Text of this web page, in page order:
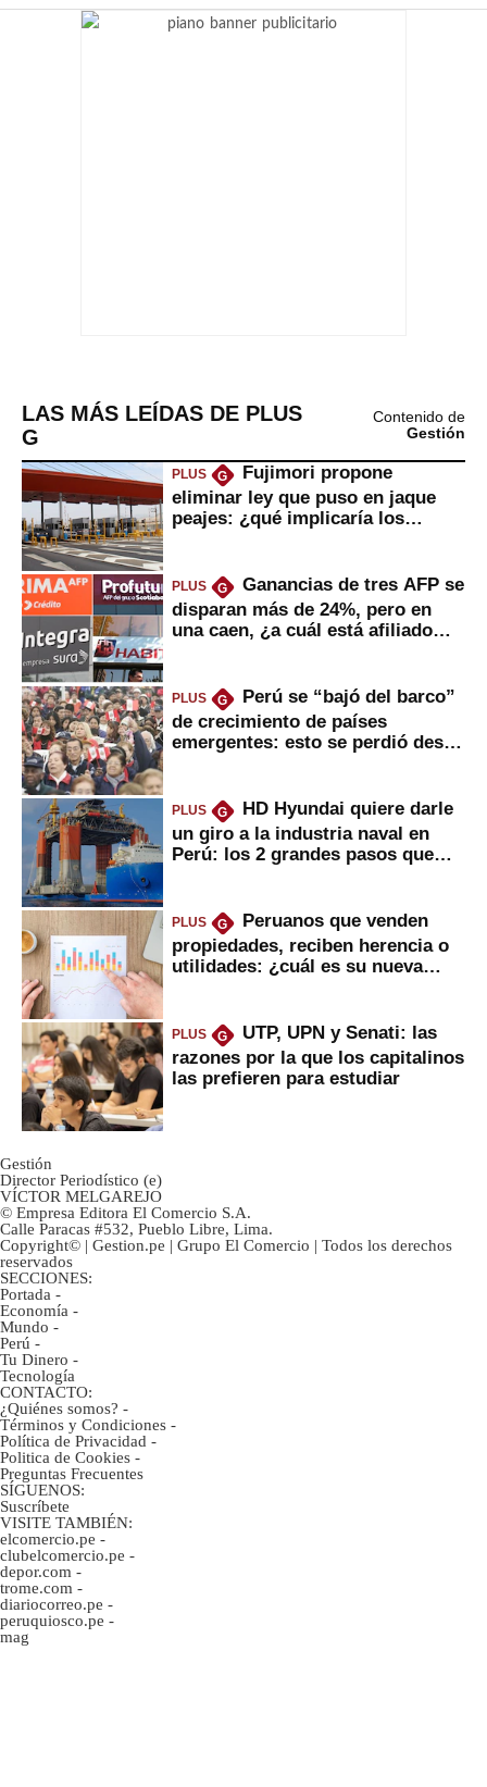
LAS MÁS LEÍDAS DE PLUS
G
Contenido de
Gestión
PLUS G
Fujimori propone
eliminar ley que puso en jaque
peajes: ¿qué implicaría los
PLUS G
Ganancias de tres AFP se
disparan más de 24%, pero en
una caen, ¿a cuál está afiliado
PLUS G
Perú se “bajó del barco”
de crecimiento de países
emergentes: esto se perdió desde
PLUS G
HD Hyundai quiere darle
un giro a la industria naval en
Perú: los 2 grandes pasos que
PLUS G
Peruanos que venden
propiedades, reciben herencia o
utilidades: ¿cuál es su nueva
PLUS G
UTP, UPN y Senati: las
razones por la que los capitalinos
las prefieren para estudiar
Gestión
Director Periodístico (e)
VÍCTOR MELGAREJO
© Empresa Editora El Comercio S.A.
Calle Paracas #532, Pueblo Libre, Lima.
Copyright© | Gestion.pe | Grupo El Comercio | Todos los derechos
reservados
SECCIONES:
Portada -
Economía -
Mundo -
Perú -
Tu Dinero -
Tecnología
CONTACTO:
¿Quiénes somos? -
Términos y Condiciones -
Política de Privacidad -
Politica de Cookies -
Preguntas Frecuentes
SÍGUENOS:
Suscríbete
VISITE TAMBIÉN:
elcomercio.pe -
clubelcomercio.pe -
depor.com -
trome.com -
diariocorreo.pe -
peruquiosco.pe -
mag